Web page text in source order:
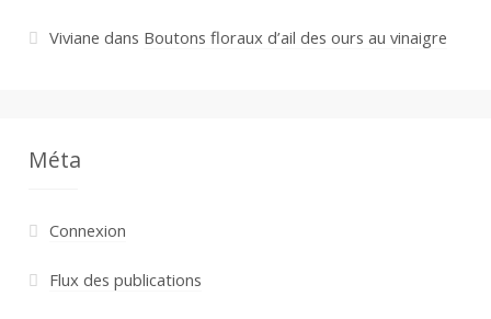
Viviane dans Boutons floraux d’ail des ours au vinaigre
Méta
Connexion
Flux des publications